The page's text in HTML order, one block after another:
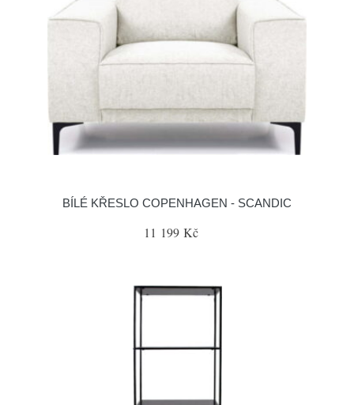
BÍLÉ KŘESLO COPENHAGEN - SCANDIC
11 199 Kč